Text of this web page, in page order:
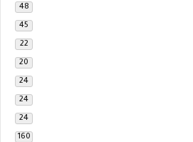
48
45
22
20
24
24
24
160